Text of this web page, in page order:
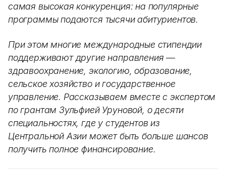
самая высокая конкуренция: на популярные
программы подаются тысячи абитуриентов.
При этом многие международные стипендии
поддерживают другие направления —
здравоохранение, экологию, образование,
сельское хозяйство и государственное
управление. Рассказываем вместе с экспертом
по грантам Зульфией Уруновой, о десяти
специальностях, где у студентов из
Центральной Азии может быть больше шансов
получить полное финансирование.